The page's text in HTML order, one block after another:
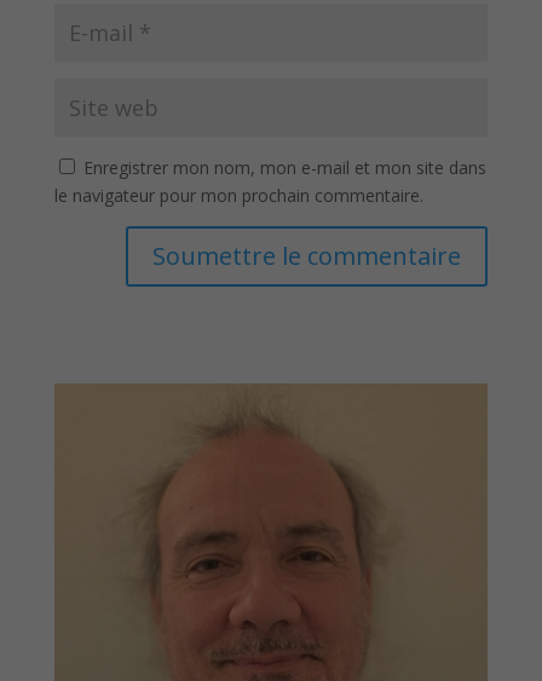
Enregistrer mon nom, mon e-mail et mon site dans
le navigateur pour mon prochain commentaire.
Soumettre le commentaire